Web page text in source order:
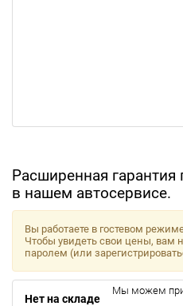
Расширенная гарантия
в нашем автосервисе.
Вы работаете в гостевом
Чтобы увидеть свои цены, вам
паролем (или
Нет на складе
Мы можем